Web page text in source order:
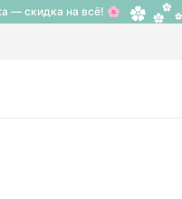
— скидка на всё! 🌸